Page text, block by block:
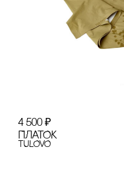
4 500 ₽
ПЛАТОК
TULOVO